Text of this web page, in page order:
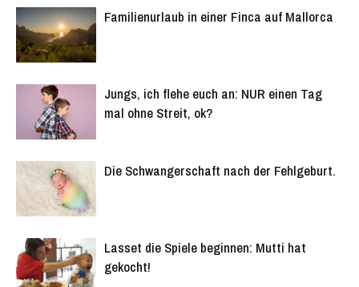
Familienurlaub in einer Finca auf Mallorca
Jungs, ich flehe euch an: NUR einen Tag
mal ohne Streit, ok?
Die Schwangerschaft nach der Fehlgeburt.
Lasset die Spiele beginnen: Mutti hat
gekocht!